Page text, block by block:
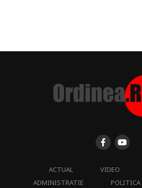
ACTUAL VIDEO
ADMINISTRATIE
POLITICA